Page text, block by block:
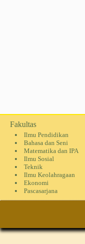
Fakultas
Ilmu Pendidikan
Bahasa dan Seni
Matematika dan IPA
Ilmu Sosial
Teknik
Ilmu Keolahragaan
Ekonomi
Pascasarjana